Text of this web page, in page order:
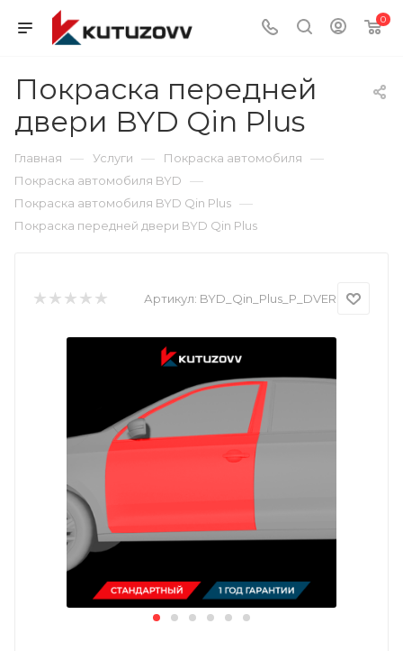
0
Покраска передней
двери BYD Qin Plus
Главная — Услуги — Покраска автомобиля —
Покраска автомобиля BYD —
Покраска автомобиля BYD Qin Plus —
Покраска передней двери BYD Qin Plus
Артикул: BYD_Qin_Plus_P_DVER